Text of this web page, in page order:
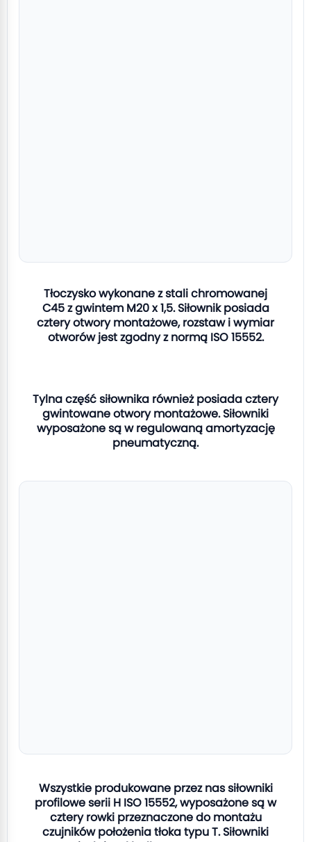
Tłoczysko wykonane z stali chromowanej
C45 z gwintem M20 x 1,5. Siłownik posiada
cztery otwory montażowe, rozstaw i wymiar
otworów jest zgodny z normą ISO 15552.
Tylna część siłownika również posiada cztery
gwintowane otwory montażowe. Siłowniki
wyposażone są w regulowaną amortyzację
pneumatyczną.
Wszystkie produkowane przez nas siłowniki
profilowe serii H ISO 15552, wyposażone są w
cztery rowki przeznaczone do montażu
czujników położenia tłoka typu T. Siłowniki